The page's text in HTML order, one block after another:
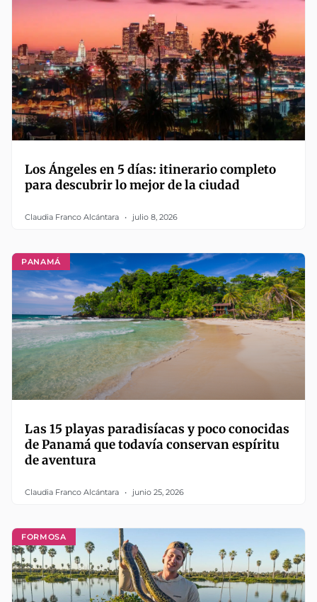
Los Ángeles en 5 días: itinerario completo
para descubrir lo mejor de la ciudad
Claudia Franco Alcántara julio 8, 2026
PANAMÁ
Las 15 playas paradisíacas y poco conocidas
de Panamá que todavía conservan espíritu
de aventura
Claudia Franco Alcántara junio 25, 2026
FORMOSA